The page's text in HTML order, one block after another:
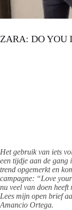
ZARA: DO YOU
Het gebruik van iets
een tijdje aan de gang
trend opgemerkt en
campagne: “Love
nu veel van doen
Lees mijn open brief
Amancio Ortega.